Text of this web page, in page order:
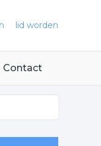
lid worden
Contact